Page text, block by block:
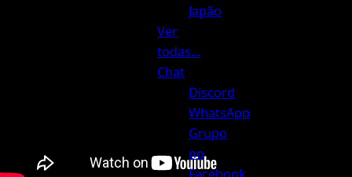
Japão
Ver
todas...
Chat
Discord
WhatsApp
Grupo
no